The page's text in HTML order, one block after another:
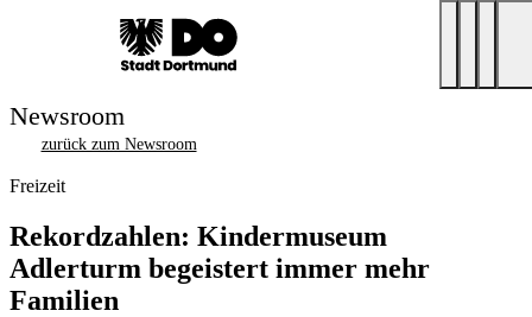
Newsroom
zurück zum Newsroom
Freizeit
Rekordzahlen: Kindermuseum
Adlerturm begeistert immer mehr
Familien